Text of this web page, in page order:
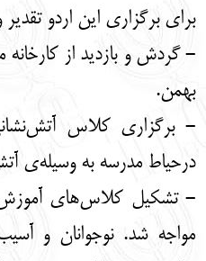
برای برگزاری این اردو
بهمن.
- برگزاری کلاس
درحیاط مدرسه به وسیله‌ی
- تشکیل کلاس‌های آموزش
مواجه شد. نوجوانان و